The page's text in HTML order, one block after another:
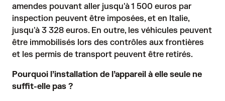
amendes pouvant aller jusqu'à 1 500 euros par
inspection peuvent être imposées, et en Italie,
jusqu'à 3 328 euros. En outre, les véhicules peuvent
être immobilisés lors des contrôles aux frontières
et les permis de transport peuvent être retirés.
Pourquoi l’installation de l’appareil à elle seule ne
suffit-elle pas ?